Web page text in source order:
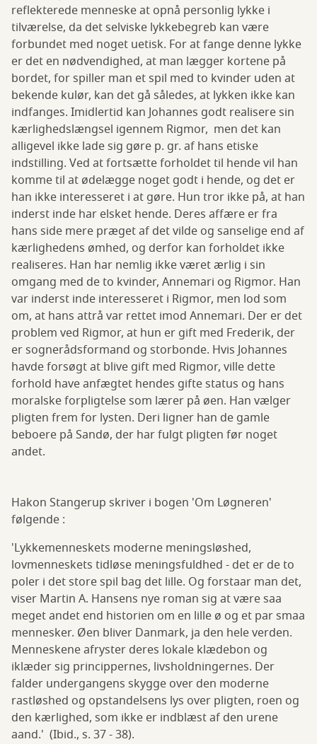
reflekterede menneske at opnå personlig lykke i
tilværelse, da det selviske lykkebegreb kan være
forbundet med noget uetisk. For at fange denne lykke
er det en nødvendighed, at man lægger kortene på
bordet, for spiller man et spil med to kvinder uden at
bekende kulør, kan det gå således, at lykken ikke kan
indfanges. Imidlertid kan Johannes godt realisere sin
kærlighedslængsel igennem Rigmor, men det kan
alligevel ikke lade sig gøre p. gr. af hans etiske
indstilling. Ved at fortsætte forholdet til hende vil han
komme til at ødelægge noget godt i hende, og det er
han ikke interesseret i at gøre. Hun tror ikke på, at han
inderst inde har elsket hende. Deres affære er fra
hans side mere præget af det vilde og sanselige end af
kærlighedens ømhed, og derfor kan forholdet ikke
realiseres. Han har nemlig ikke været ærlig i sin
omgang med de to kvinder, Annemari og Rigmor. Han
var inderst inde interesseret i Rigmor, men lod som
om, at hans attrå var rettet imod Annemari. Der er det
problem ved Rigmor, at hun er gift med Frederik, der
er sognerådsformand og storbonde. Hvis Johannes
havde forsøgt at blive gift med Rigmor, ville dette
forhold have anfægtet hendes gifte status og hans
moralske forpligtelse som lærer på øen. Han vælger
pligten frem for lysten. Deri ligner han de gamle
beboere på Sandø, der har fulgt pligten før noget
andet.
Hakon Stangerup skriver i bogen 'Om Løgneren'
følgende :
'Lykkemenneskets moderne meningsløshed,
lovmenneskets tidløse meningsfuldhed - det er de to
poler i det store spil bag det lille. Og forstaar man det,
viser Martin A. Hansens nye roman sig at være saa
meget andet end historien om en lille ø og et par smaa
mennesker. Øen bliver Danmark, ja den hele verden.
Menneskene afryster deres lokale klædebon og
iklæder sig princippernes, livsholdningernes. Der
falder undergangens skygge over den moderne
rastløshed og opstandelsens lys over pligten, roen og
den kærlighed, som ikke er indblæst af den urene
aand.' (Ibid., s. 37 - 38).